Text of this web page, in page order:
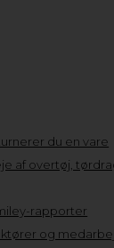
du en vare
af overtøj,
rapporter
og